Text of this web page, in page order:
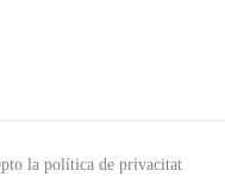
la política de privacitat